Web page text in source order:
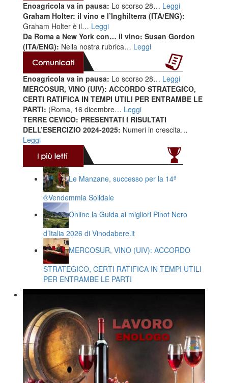
Enoagricola va in pausa: Lo scorso 28… Leggi
Graham Holter: il vino e l’Inghilterra (ITA/ENG):
Graham Holter è il… Leggi
Da Roma a New York con… il vino: Susan Gordon
(ITA/ENG): Nella nostra rubrica… Leggi
Enoagricola va in pausa: Lo scorso 28… Leggi
MERCOSUR, VINO (UIV): ACCORDO STRATEGICO,
CERTI RATIFICA IN TEMPI UTILI PER ENTRAMBE LE
PARTI: (Roma, 16 dicembre… Leggi
TERRE CEVICO: PRESENTATI I RISULTATI
DELL’ESERCIZIO 2024-2025: Numeri in crescita…
Leggi
Le Manzane, successo per la 14ª
®️Vendemmia Solidale
Online la Guida ai migliori Pinot Nero
d’Italia 2026 di Vinodabere.it
MERCOSUR, VINO (UIV): ACCORDO
STRATEGICO, CERTI RATIFICA IN TEMPI UTILI
PER ENTRAMBE LE PARTI